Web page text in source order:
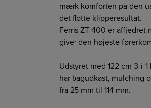
mærk komforten på den
det flotte klipperesultat.
Ferris ZT 400 er affjedret
giver den højeste
Udstyret med 122 cm 3-i-
har bagudkast, mulching
fra 25 mm til 114 mm.